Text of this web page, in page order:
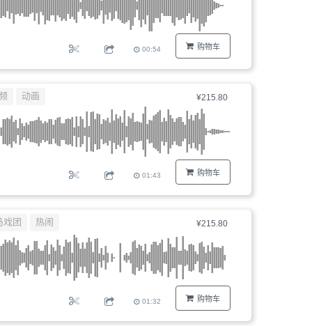
购物车
00:54
¥215.80
购物车
动画
01:43
¥215.80
购物车
戏团 热闹
01:32